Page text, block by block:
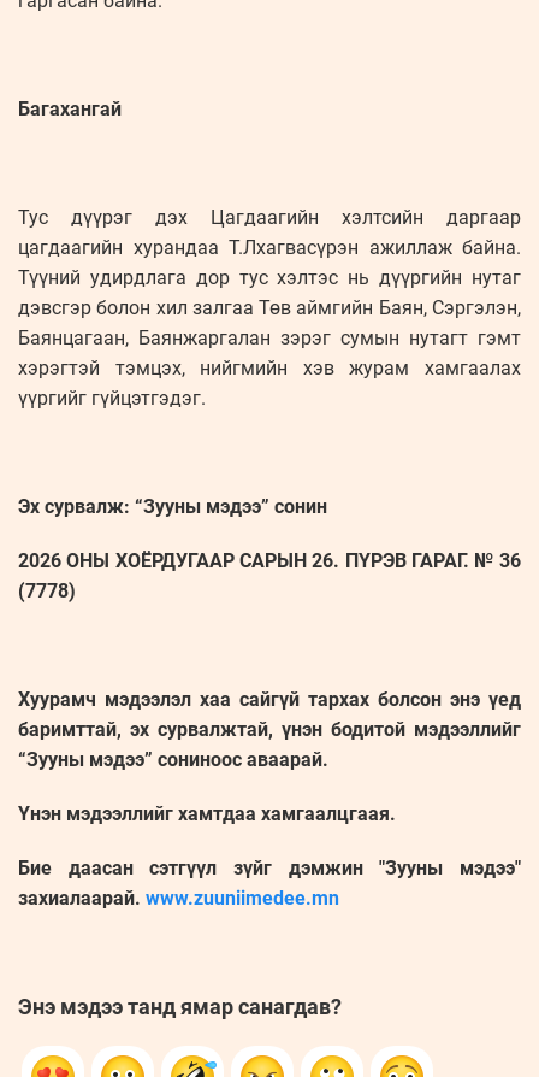
Багахангай
Тус дүүрэг дэх Цагдаагийн хэлтсийн даргаар
цагдаагийн хурандаа Т.Лхагвасүрэн ажиллаж байна.
Түүний удирдлага дор тус хэлтэс нь дүүргийн нутаг
дэвсгэр болон хил залгаа Төв аймгийн Баян, Сэргэлэн,
Баянцагаан, Баянжаргалан зэрэг сумын нутагт гэмт
хэрэгтэй тэмцэх, нийгмийн хэв журам хамгаалах
үүргийг гүйцэтгэдэг.
Эх сурвалж: “Зууны мэдээ” сонин
2026 ОНЫ ХОЁРДУГААР САРЫН 26. ПҮРЭВ ГАРАГ. № 36
(7778)
Хуурамч мэдээлэл хаа сайгүй тархах болсон энэ үед
баримттай, эх сурвалжтай, үнэн бодитой мэдээллийг
“Зууны мэдээ” сониноос аваарай.
Үнэн мэдээллийг хамтдаа хамгаалцгаая.
Бие даасан сэтгүүл зүйг дэмжин "Зууны мэдээ"
захиалаарай. www.zuuniimedee.mn
Энэ мэдээ танд ямар санагдав?